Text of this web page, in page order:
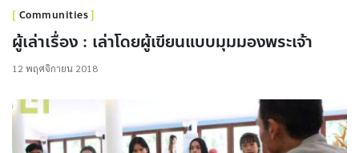
Communities
ผู้เล่าเรื่อง : เล่าโดยผู้เขียนแบบมุมมองพระเจ้า
12 พฤศจิกายน 2018